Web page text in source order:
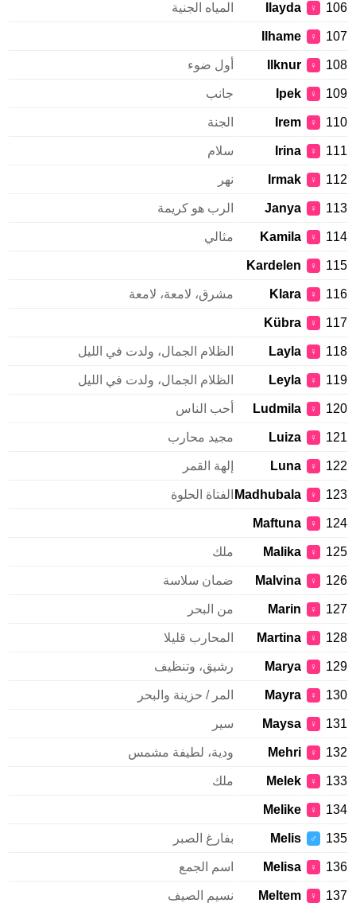
106
♀
Ilayda المياه الجنية
107
♀
Ilhame
108
♀
Ilknur أول ضوء
109
♀
Ipek جانب
110
♀
Irem الجنة
111
♀
Irina سلام
112
♀
Irmak نهر
113
♀
Janya الرب هو كريمة
114
♀
Kamila مثالي
115
♀
Kardelen
116
♀
Klara مشرق، لامعة، لامعة
117
♀
Kübra
118
♀
Layla الظلام الجمال، ولدت في الليل
119
♀
Leyla الظلام الجمال، ولدت في الليل
120
♀
Ludmila أحب الناس
121
♀
Luiza مجيد محارب
122
♀
Luna إلهة القمر
123
♀
Madhubala الفتاة الحلوة
124
♀
Maftuna
125
♀
Malika ملك
126
♀
Malvina ضمان سلاسة
127
♀
Marin من البحر
128
♀
Martina المحارب قليلا
129
♀
Marya رشيق، وتنظيف
130
♀
Mayra المر / حزينة والبحر
131
♀
Maysa سير
132
♀
Mehri ودية، لطيفة مشمس
133
♀
Melek ملك
134
♀
Melike
135
♂
Melis بفارغ الصبر
136
♀
Melisa اسم الجمع
137
♀
Meltem نسيم الصيف